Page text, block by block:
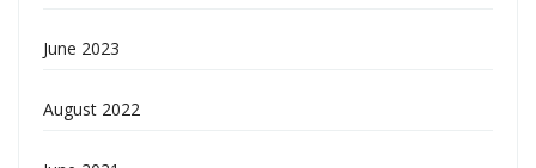
June 2023
August 2022